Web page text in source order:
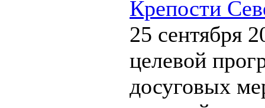
Крепости
25 сентября
целевой
досуговых